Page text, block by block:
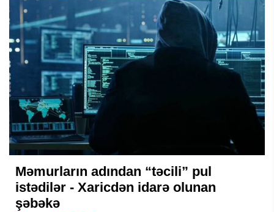
Məmurların adından “təcili” pul
istədilər - Xaricdən idarə olunan
şəbəkə